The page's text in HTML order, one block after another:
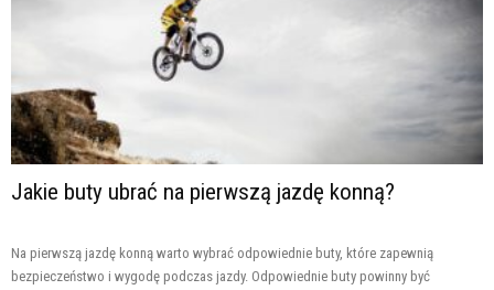
Jakie buty ubrać na pierwszą jazdę konną?
Na pierwszą jazdę konną warto wybrać odpowiednie buty, które zapewnią
bezpieczeństwo i wygodę podczas jazdy. Odpowiednie buty powinny być